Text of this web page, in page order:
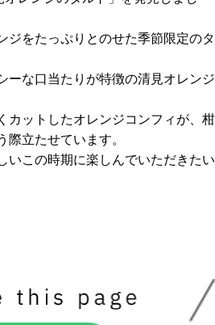
ジをたっぷりとのせた季節限定のタ
ーな口当たりが特徴の清見オレンジ
カットしたオレンジコンフィが、柑
立たせています。
いこの時期に楽しんでいただきたい